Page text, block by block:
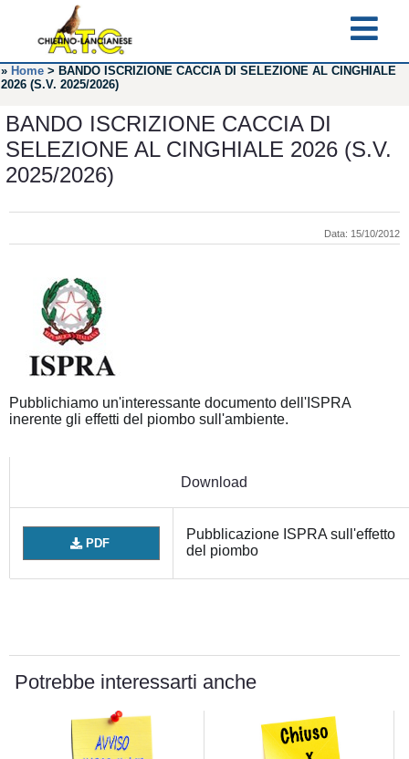
» Home > BANDO ISCRIZIONE CACCIA DI SELEZIONE AL CINGHIALE
2026 (S.V. 2025/2026)
BANDO ISCRIZIONE CACCIA DI
SELEZIONE AL CINGHIALE 2026 (S.V.
2025/2026)
Data: 15/10/2012
Pubblichiamo un'interessante documento dell'ISPRA
inerente gli effetti del piombo sull'ambiente.
Download
PDF
Pubblicazione ISPRA sull'effetto
del piombo
Potrebbe interessarti anche